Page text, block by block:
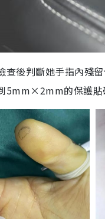
查後判斷她手指內殘
5mm×2mm的保護